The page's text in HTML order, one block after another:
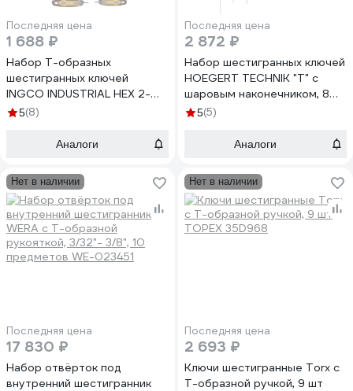
Последняя цена
1 688 ₽
Набор Т-образных
шестигранных ключей
INGCO INDUSTRIAL HEX 2-
10мм S2 8шт. HHKT8081
5(8)
Аналоги
Последняя цена
2 872 ₽
Набор шестигранных ключей
HOEGERT TECHNIK "Т" с
шаровым наконечником, 8
шт HT1W880
5(5)
Аналоги
Нет в наличии
Последняя цена
17 830 ₽
Набор отвёрток под
внутренний шестигранник
Нет в наличии
Последняя цена
2 693 ₽
Ключи шестигранные Torx с
Т-образной ручкой, 9 шт